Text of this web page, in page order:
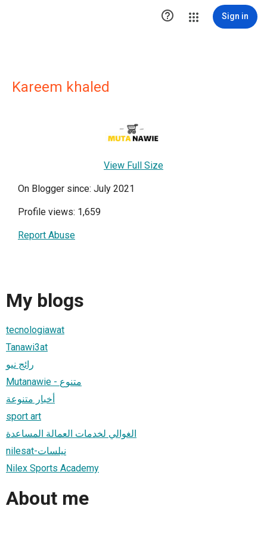
 Sign in
Kareem khaled
View Full Size
On Blogger since: July 2021
Profile views: 1,659
Report Abuse
My blogs
tecnologiawat
Tanawi3at
رائج نيو
Mutanawie - متنوع
أخبار متنوعة
sport art
الغوالي لخدمات العمالة المساعدة
nilesat-نيلسات
Nilex Sports Academy
About me